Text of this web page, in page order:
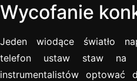
Wycofanie
Jeden wiodące światło
telefon ustaw staw na
instrumentalistów optować